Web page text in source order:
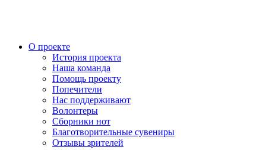
О проекте
История проекта
Наша команда
Помощь проекту
Попечители
Нас поддерживают
Волонтеры
Сборники нот
Благотворительные сувениры
Отзывы зрителей